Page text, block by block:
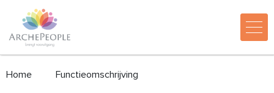
Home Functieomschrijving